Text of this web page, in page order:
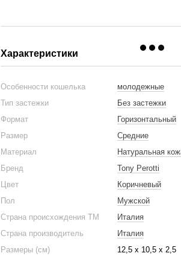
Характеристики
Особенности кошелька
молодежные
Тип застежки
Без застежки
Формат
Горизонтальный
Размер
Средние
Материал
Натуральная
Бренд
Tony Perotti
Цвет
Коричневый
Пол
Мужской
Страна происхождения ТМ
Италия
Страна производитель
Италия
Размеры (см)
12,5 х 10,5 х 2,5